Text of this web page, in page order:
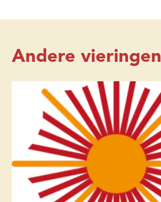
Andere vieringen